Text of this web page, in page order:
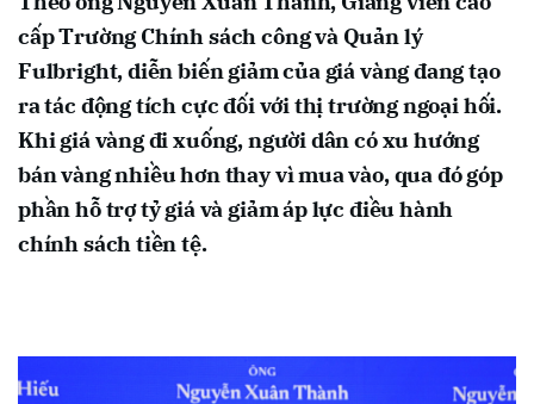
cấp Trường Chính sách công và Quản lý
Fulbright, diễn biến giảm của giá vàng đang tạo
ra tác động tích cực đối với thị trường ngoại hối.
Khi giá vàng đi xuống, người dân có xu hướng
bán vàng nhiều hơn thay vì mua vào, qua đó góp
phần hỗ trợ tỷ giá và giảm áp lực điều hành
chính sách tiền tệ.
Hủy